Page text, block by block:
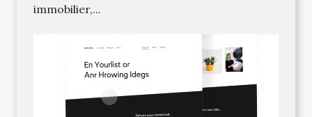
immobilier,...